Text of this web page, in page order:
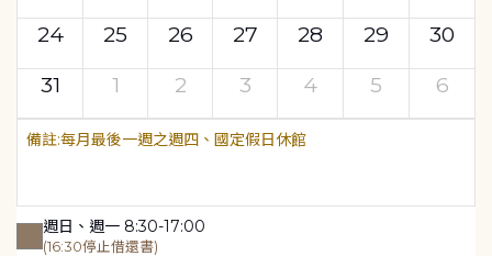
24
25 26 27 28 29
30
31
1 2 3 4 5 6
每月最後一週之週四、國定假日休館
週日、週一 8:30-17:00
(16:30停止借還書)